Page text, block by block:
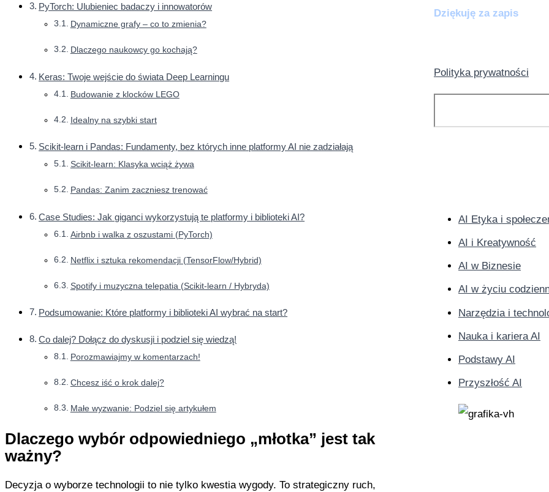
PyTorch: Ulubieniec badaczy i innowatorów
Dynamiczne grafy – co to zmienia?
Dlaczego naukowcy go kochają?
Keras: Twoje wejście do świata Deep Learningu
Budowanie z klocków LEGO
Idealny na szybki start
Scikit-learn i Pandas: Fundamenty, bez których inne platformy AI nie zadziałają
Scikit-learn: Klasyka wciąż żywa
Pandas: Zanim zaczniesz trenować
Case Studies: Jak giganci wykorzystują te platformy i biblioteki AI?
Airbnb i walka z oszustami (PyTorch)
Netflix i sztuka rekomendacji (TensorFlow/Hybrid)
Spotify i muzyczna telepatia (Scikit-learn / Hybryda)
Podsumowanie: Które platformy i biblioteki AI wybrać na start?
Co dalej? Dołącz do dyskusji i podziel się wiedzą!
Porozmawiajmy w komentarzach!
Chcesz iść o krok dalej?
Małe wyzwanie: Podziel się artykułem
Dlaczego wybór odpowiedniego „młotka” jest tak
ważny?
Decyzja o wyborze technologii to nie tylko kwestia wygody. To strategiczny ruch,
Dziękuję za zapis
Polityka prywatności
AI Etyka i
AI i Kreatywność
AI w Biznesie
AI w życiu
Narzędzia i
Nauka i kariera AI
Podstawy AI
Przyszłość AI